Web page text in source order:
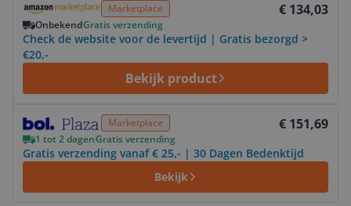
Marketplace € 134,03
OnbekendGratis verzending
Check de website voor de levertijd | Gratis bezorgd >
€20,-
Bekijk product
Marketplace € 151,69
1 tot 2 dagenGratis verzending
Gratis verzending vanaf € 25,- | 30 Dagen Bedenktijd
Bekijk